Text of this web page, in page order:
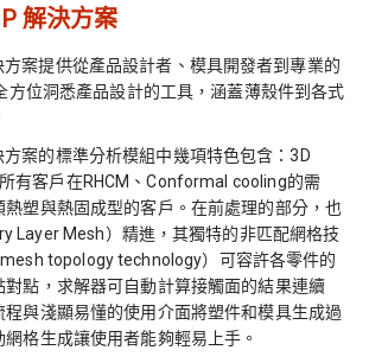
解決方案
方案提供從產品設計者、模具開發者到專業的
方位洞悉產品設計的工具，涵蓋薄殼件到各式
方案的標準分析模組中幾項特色包含：3D
有客戶在RHCM、Conformal cooling的需
熱塑與熱固成型的客戶。在前處理的部分，也
Layer Mesh）精進，其獨特的非匹配網格技
topology technology）可容許各零件的
點，求解器可自動計算接觸面的結果連續
與淺顯易懂的使用介面將塑件和模具生成過
格生成讓使用者能夠輕易上手。